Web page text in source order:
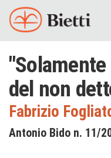
del non
Fabrizio
Antonio Bido n. 11/